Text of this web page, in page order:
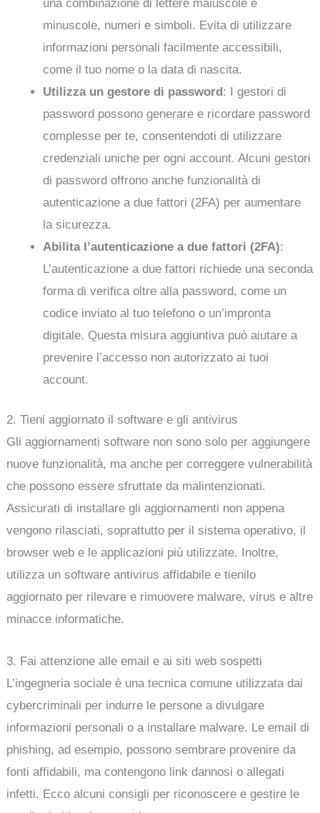
una combinazione di lettere maiuscole e
minuscole, numeri e simboli. Evita di utilizzare
informazioni personali facilmente accessibili,
come il tuo nome o la data di nascita.
Utilizza un gestore di password: I gestori di
password possono generare e ricordare password
complesse per te, consentendoti di utilizzare
credenziali uniche per ogni account. Alcuni gestori
di password offrono anche funzionalità di
autenticazione a due fattori (2FA) per aumentare
la sicurezza.
Abilita l’autenticazione a due fattori (2FA):
L’autenticazione a due fattori richiede una seconda
forma di verifica oltre alla password, come un
codice inviato al tuo telefono o un’impronta
digitale. Questa misura aggiuntiva può aiutare a
prevenire l’accesso non autorizzato ai tuoi
account.
2. Tieni aggiornato il software e gli antivirus
Gli aggiornamenti software non sono solo per aggiungere
nuove funzionalità, ma anche per correggere vulnerabilità
che possono essere sfruttate da malintenzionati.
Assicurati di installare gli aggiornamenti non appena
vengono rilasciati, soprattutto per il sistema operativo, il
browser web e le applicazioni più utilizzate. Inoltre,
utilizza un software antivirus affidabile e tienilo
aggiornato per rilevare e rimuovere malware, virus e altre
minacce informatiche.
3. Fai attenzione alle email e ai siti web sospetti
L’ingegneria sociale è una tecnica comune utilizzata dai
cybercriminali per indurre le persone a divulgare
informazioni personali o a installare malware. Le email di
phishing, ad esempio, possono sembrare provenire da
fonti affidabili, ma contengono link dannosi o allegati
infetti. Ecco alcuni consigli per riconoscere e gestire le